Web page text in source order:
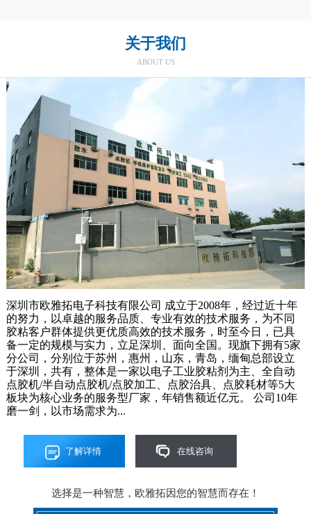
关于我们
ABOUT US
深圳市欧雅拓电子科技有限公司 成立于2008年，经过近十年
的努力，以卓越的服务品质、专业有效的技术服务，为不同
胶粘客户群体提供更优质高效的技术服务，时至今日，已具
备一定的规模与实力，立足深圳、面向全国。现旗下拥有5家
分公司，分别位于苏州，惠州，山东，青岛，缅甸总部设立
于深圳，共有，整体是一家以电子工业胶粘剂为主、全自动
点胶机/半自动点胶机/点胶加工、点胶治具、点胶耗材等5大
板块为核心业务的服务型厂家，年销售额近亿元。 公司10年
磨一剑，以市场需求为...
了解详情 在线咨询
选择是一种智慧，欧雅拓因您的智慧而存在！